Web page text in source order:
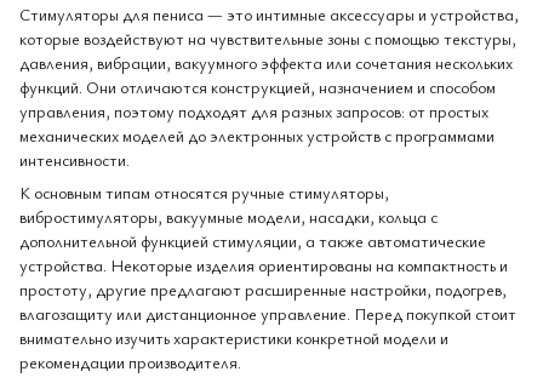
Стимуляторы для пениса — это интимные аксессуары и устройства,
которые воздействуют на чувствительные зоны с помощью текстуры,
давления, вибрации, вакуумного эффекта или сочетания нескольких
функций. Они отличаются конструкцией, назначением и способом
управления, поэтому подходят для разных запросов: от простых
механических моделей до электронных устройств с программами
интенсивности.
К основным типам относятся ручные стимуляторы,
вибростимуляторы, вакуумные модели, насадки, кольца с
дополнительной функцией стимуляции, а также автоматические
устройства. Некоторые изделия ориентированы на компактность и
простоту, другие предлагают расширенные настройки, подогрев,
влагозащиту или дистанционное управление. Перед покупкой стоит
внимательно изучить характеристики конкретной модели и
рекомендации производителя.